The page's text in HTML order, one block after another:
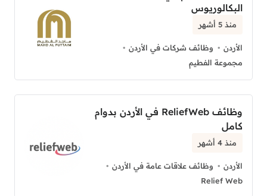
البكالوريوس
منذ 5 أشهر
الأردن
وظائف شركات في الأردن
مجموعة الفطيم
وظائف ReliefWeb في الأردن بدوام
كامل
منذ 4 أشهر
الأردن
وظائف علاقات عامة في الأردن
Relief Web